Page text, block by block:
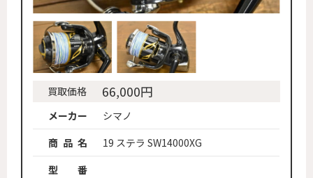
買取価格 66,000円
メーカー
シマノ
商 品 名
19 ステラ SW14000XG
型 番